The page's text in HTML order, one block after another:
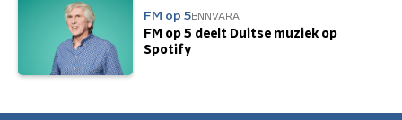
FM op 5BNNVARA
FM op 5 deelt Duitse muziek op
Spotify